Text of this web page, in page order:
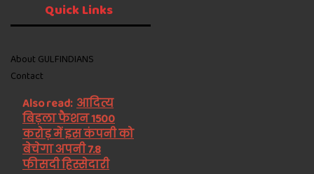
QuickLinks
About GULFINDIANS
Contact
Also read: आदित्य
बिड़ला फैशन 1500
करोड़ में इस कंपनी को
बेचेगा अपनी 7.8
फीसदी हिस्सेदारी